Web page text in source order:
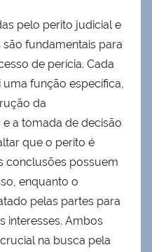
pelo perito judicial e
fundamentais para
de perícia. Cada
função específica,
da
a tomada de decisão
que o perito é
conclusões possuem
enquanto o
pelas partes para
interesses. Ambos
na busca pela